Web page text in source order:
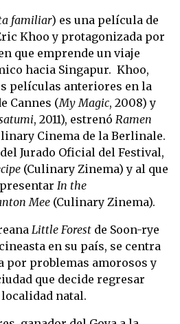
familiar) es una película de
Khoo y protagonizada por
que emprende un viaje
hacia Singapur. Khoo,
películas anteriores en la
Cannes (My Magic, 2008) y
, 2011), estrenó Ramen
Cinema de la Berlinale.
Jurado Oficial del Festival,
(Culinary Zinema) y al que
In the
Mee (Culinary Zinema).
Little Forest de Soon-rye
en su país, se centra
por problemas amorosos y
que decide regresar
natal.